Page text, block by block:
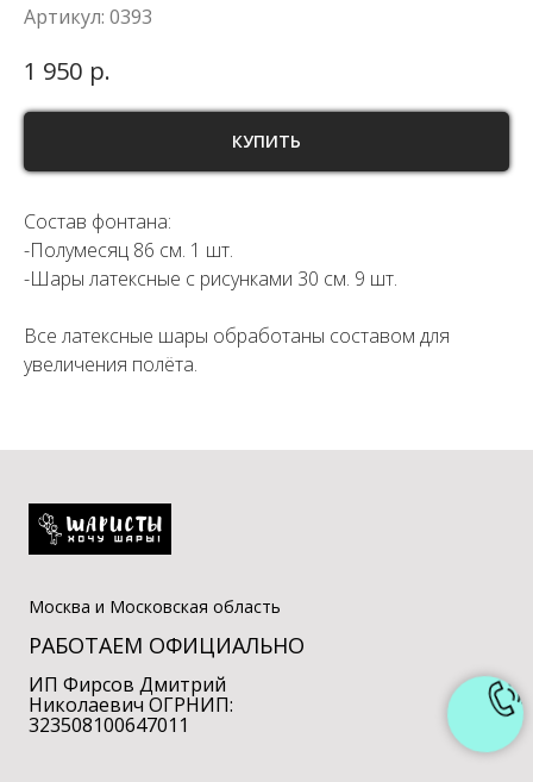
Артикул: 0393
1 950 р.
КУПИТЬ
Состав фонтана:
-Полумесяц 86 см. 1 шт.
-Шары латексные с рисунками 30 см. 9 шт.
Все латексные шары обработаны составом для
увеличения полёта.
Москва и Московская область
РАБОТАЕМ ОФИЦИАЛЬНО
ИП Фирсов Дмитрий
Николаевич ОГРНИП:
323508100647011